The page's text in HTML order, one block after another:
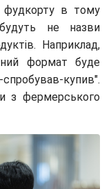
фудкорту в тому
не назви
Наприклад,
формат буде
купив".
з фермерського